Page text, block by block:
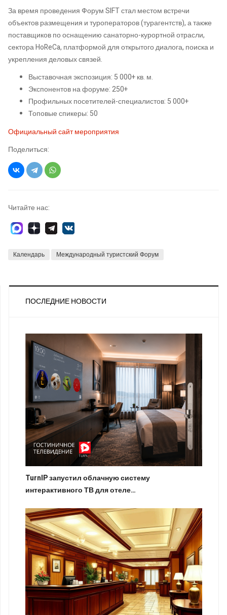
За время проведения Форум SIFT стал местом встречи
объектов размещения и туроператоров (турагентств), а также
поставщиков по оснащению санаторно-курортной отрасли,
сектора HoReCa, платформой для открытого диалога, поиска и
укрепления деловых связей.
Выставочная экспозиция: 5 000+ кв. м.
Экспонентов на форуме: 250+
Профильных посетителей-специалистов: 5 000+
Топовые спикеры: 50
Официальный сайт мероприятия
Поделиться:
Читайте нас:
Календарь Международный туристский Форум
ПОСЛЕДНИЕ НОВОСТИ
TurnIP запустил облачную систему
интерактивного ТВ для отеле…